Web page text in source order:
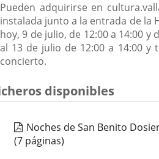
Pueden adquirirse en
instalada junto a la entrada de la
hoy, 9 de julio, de 12:00 a 14:00 y
al 13 de julio de 12:00 a 14:00 y
concierto.
disponibles
Noches de San Benito
(7 páginas)